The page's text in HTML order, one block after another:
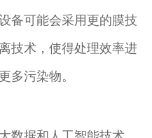
备可能会采用更的膜技
技术，使得处理效率进
多污染物。